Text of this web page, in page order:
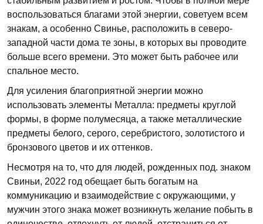
воспользоваться благами этой энергии, советуем всем
знакам, а особенно Свинье, расположить в северо-
западной части дома те зоны, в которых вы проводите
больше всего времени. Это может быть рабочее или
спальное место.
Для усиления благоприятной энергии можно
использовать элементы Металла: предметы круглой
формы, в форме полумесяца, а также металлические
предметы белого, серого, серебристого, золотистого и
бронзового цветов и их оттенков.
Несмотря на то, что для людей, рожденных под. знаком
Свиньи, 2022 год обещает быть богатым на
коммуникацию и взаимодействие с окружающими, у
мужчин этого знака может возникнуть желание побыть в